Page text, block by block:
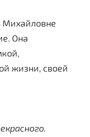
Михайловне
Она
жизни, своей